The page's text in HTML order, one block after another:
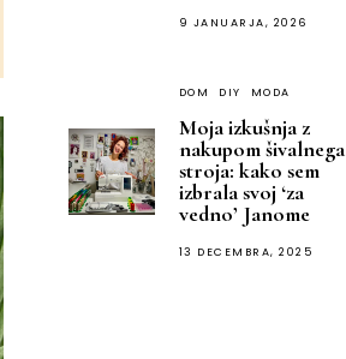
9 JANUARJA, 2026
DOM DIY MODA
Moja izkušnja z
nakupom šivalnega
stroja: kako sem
izbrala svoj ‘za
vedno’ Janome
13 DECEMBRA, 2025